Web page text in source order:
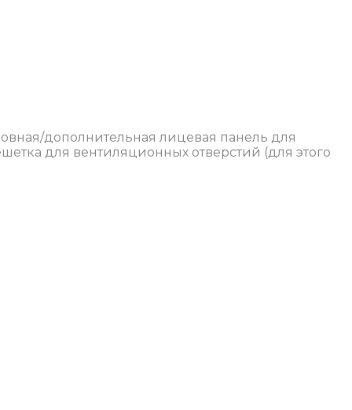
дополнительная лицевая панель для
для вентиляционных отверстий (для этого